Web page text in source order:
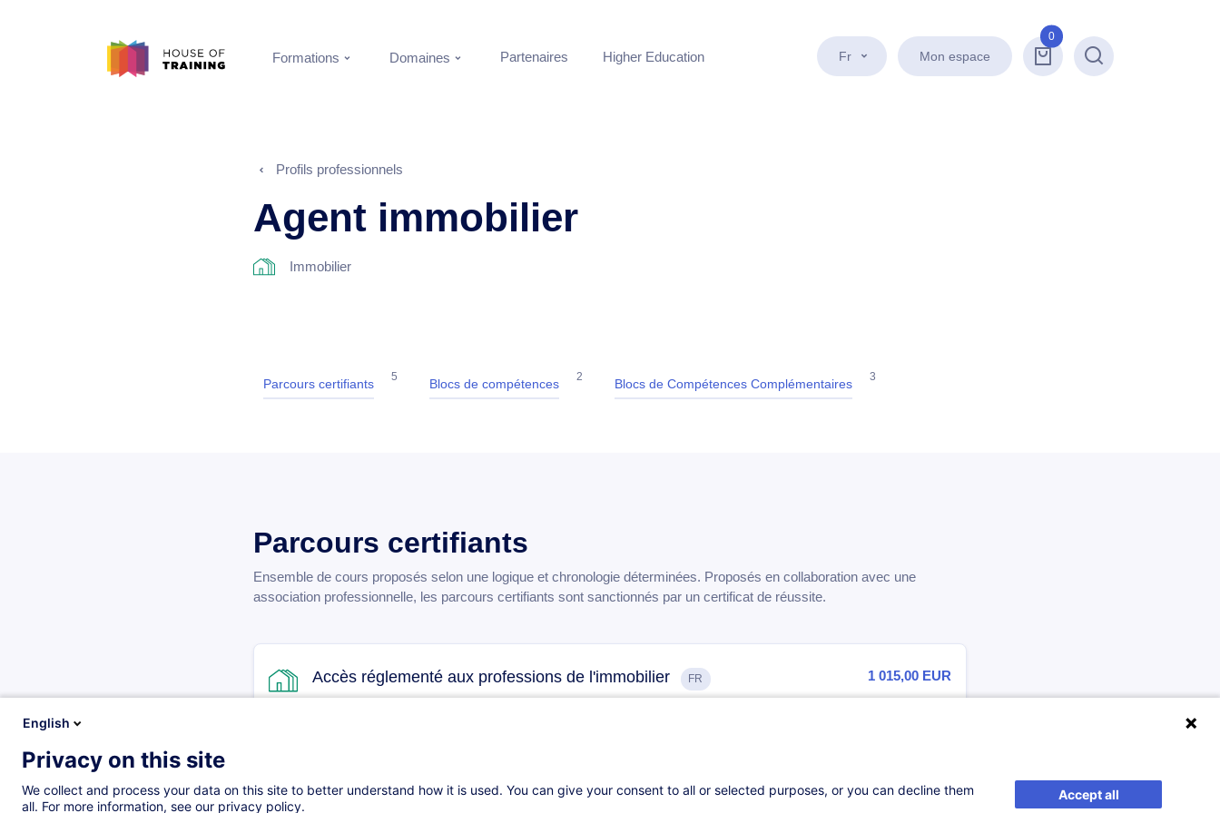
Fr Mon espace
0
Recherche
Formations Domaines Partenaires Higher Education
Profils professionnels
Agent immobilier
Immobilier
Parcours certifiants 5 Blocs de compétences 2 Blocs de Compétences Complémentaires 3
Parcours certifiants
Ensemble de cours proposés selon une logique et chronologie déterminées. Proposés en collaboration avec une
association professionnelle, les parcours certifiants sont sanctionnés par un certificat de réussite.
Accès réglementé aux professions de l'immobilier FR 1 015,00 EUR
English
Privacy on this site
We collect and process your data on this site to better understand how it is used. You can give your consent to all or selected purposes, or you can decline them
all. For more information, see our privacy policy.
Accept all